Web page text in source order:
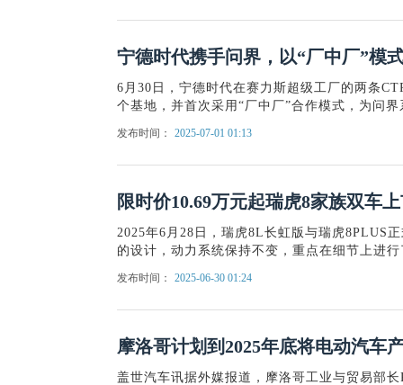
宁德时代携手问界，以“厂中厂”模
6月30日，宁德时代在赛力斯超级工厂的两条
个基地，并首次采用“厂中厂”合作模式，为问
发布时间： 2025-07-01 01:13
限时价10.69万元起瑞虎8家族双车
2025年6月28日，瑞虎8L长虹版与瑞虎8PLUS
的设计，动力系统保持不变，重点在细节上进
发布时间： 2025-06-30 01:24
摩洛哥计划到2025年底将电动汽车
盖世汽车讯据外媒报道，摩洛哥工业与贸易部